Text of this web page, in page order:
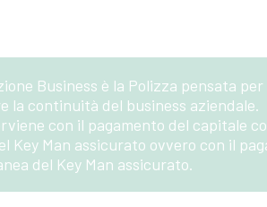
Business è la Polizza pensata
la continuità del business aziendale.
con il pagamento del capitale
Key Man assicurato ovvero con il
del Key Man assicurato.